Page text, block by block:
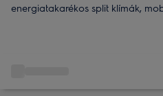
energiatakarékos split klímák,